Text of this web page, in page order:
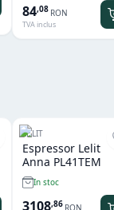
84,08 RON
TVA inclus
LELIT
Espressor Lelit
Anna PL41TEM
In stoc
3108,86 RON